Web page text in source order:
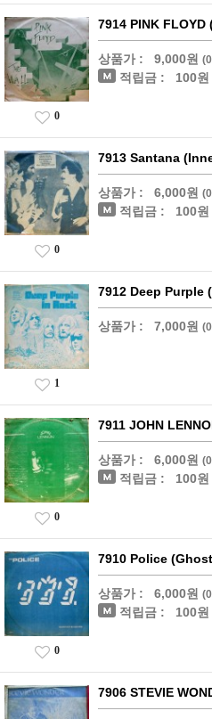
7914 PINK FLOYD
상품가 : 9,000원
적립금 : 100원
0
7913 Santana
상품가 : 6,000원
적립금 : 100원
0
7912 Deep Purple
상품가 : 7,000원
1
7911 JOHN
상품가 : 6,000원
적립금 : 100원
0
7910 Police
상품가 : 6,000원
적립금 : 100원
0
7906 STEVIE